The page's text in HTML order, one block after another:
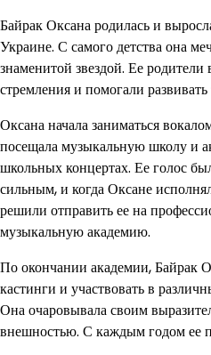
Байрак Оксана родилась и
Украине. С самого детства она
знаменитой звездой. Ее родители
стремления и помогали
Оксана начала заниматься
посещала музыкальную школу и
школьных концертах. Ее голос
сильным, и когда Оксане
решили отправить ее на
музыкальную академию.
По окончании академии, Байрак
кастинги и участвовать в
Она очаровывала своим
внешностью. С каждым годом ее